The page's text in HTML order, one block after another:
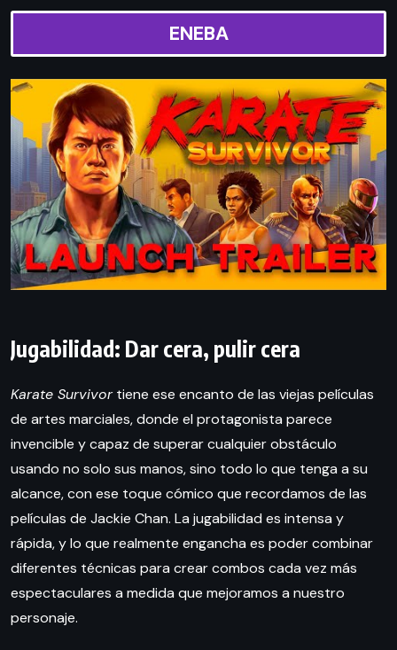
ENEBA
Jugabilidad: Dar cera, pulir cera
Karate Survivortiene ese encanto de las viejas películas
de artes marciales, donde el protagonista parece
invencible y capaz de superar cualquier obstáculo
usando no solo sus manos, sino todo lo que tenga a su
alcance, con ese toque cómico que recordamos de las
películas de Jackie Chan. La jugabilidad es intensa y
rápida, y lo que realmente engancha es poder combinar
diferentes técnicas para crear combos cada vez más
espectaculares a medida que mejoramos a nuestro
personaje.